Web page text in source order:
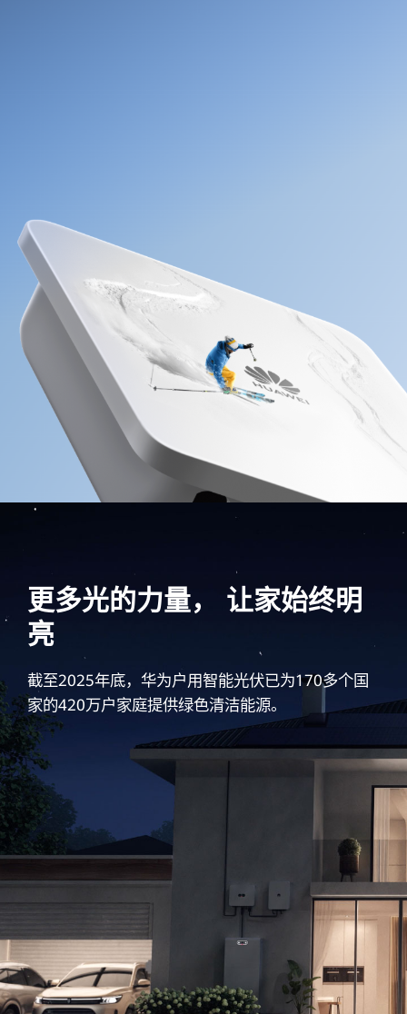
更多光的力量， 让家始终明
亮
截至2025年底，华为户用智能光伏已为170多个国
家的420万户家庭提供绿色清洁能源。